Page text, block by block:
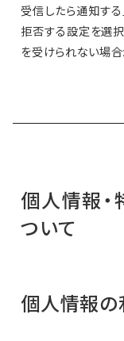
受信したら通知する
拒否する設定を選
を受けられない場合
個人情報
ついて
個人情報の